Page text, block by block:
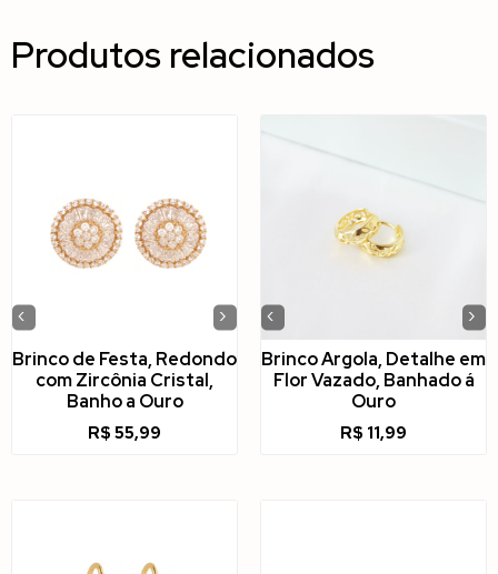
Produtos relacionados
‹
›
Brinco de Festa, Redondo
com Zircônia Cristal,
Banho a Ouro
R$ 55,99
‹
›
Brinco Argola, Detalhe em
Flor Vazado, Banhado á
Ouro
R$ 11,99